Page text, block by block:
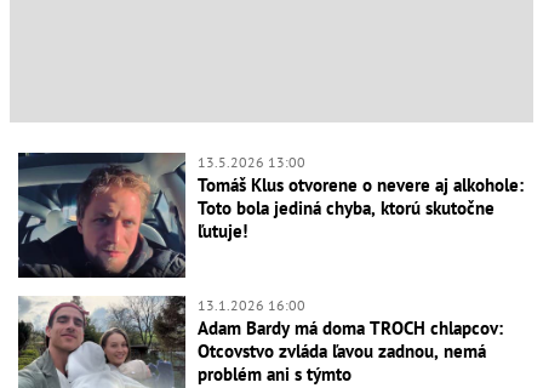
13.5.2026 13:00
Tomáš Klus otvorene o nevere aj alkohole:
Toto bola jediná chyba, ktorú skutočne
ľutuje!
13.1.2026 16:00
Adam Bardy má doma TROCH chlapcov:
Otcovstvo zvláda ľavou zadnou, nemá
problém ani s týmto